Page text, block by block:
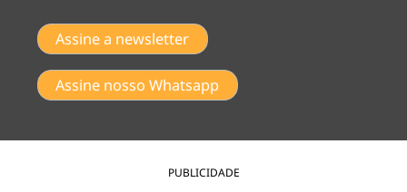
Assine a newsletter
Assine nosso Whatsapp
PUBLICIDADE